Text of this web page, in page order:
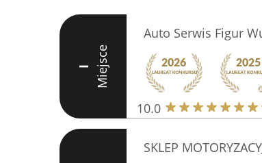
I Miejsce
Auto Serwis Figur
10.0
SKLEP